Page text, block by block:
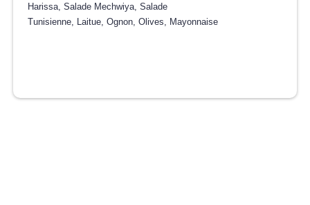
Harissa, Salade Mechwiya, Salade
Tunisienne, Laitue, Ognon, Olives, Mayonnaise